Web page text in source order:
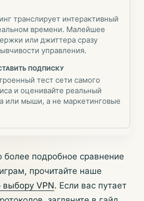
транслирует интерактивный
времени. Малейшее
или джиттера сразу
управления.
тест сети самого
и оценивайте реальный
или мыши, а не маркетинговые
подробное сравнение
прочитайте наше
выбору VPN. Если вас путает